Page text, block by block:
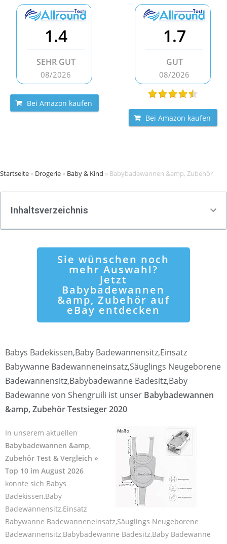
1.4
SEHR GUT
08/2026
Bei Amazon kaufen
1.7
GUT
08/2026
Bei Amazon kaufen
Startseite » Drogerie » Baby & Kind » Babybadewannen &amp, Zubehör
Inhaltsverzeichnis
Sie wünschen noch
mehr Auswahl?
Jetzt
Babybadewannen
&amp, Zubehör auf
eBay entdecken
Babys Badekissen,Baby Badewannensitz,Einsatz
Babywanne Badewanneneinsatz,Säuglings Neugeborene
Badewannensitz,Babybadewanne Badesitz,Baby
Badewanne von Shengruili ist unser Babybadewannen
&amp, Zubehör Testsieger 2020
In unserem aktuellen
Babybadewannen &amp,
Zubehör Test & Vergleich »
Top 10 im August 2026
konnte sich Babys
Badekissen,Baby
Badewannensitz,Einsatz
Babywanne Badewanneneinsatz,Säuglings Neugeborene
Badewannensitz,Babybadewanne Badesitz,Baby Badewanne